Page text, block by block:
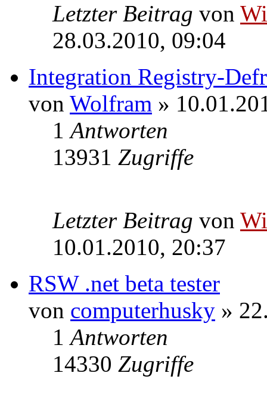
Letzter Beitrag von
28.03.2010, 09:04
Integration Registry-
von Wolfram »
1Antworten
13931 Zugriffe
Letzter Beitrag von
10.01.2010, 20:37
RSW .net beta tester
von computerhusky »
1Antworten
14330 Zugriffe